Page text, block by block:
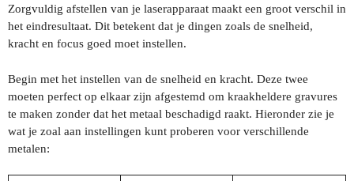
Zorgvuldig afstellen van je laserapparaat maakt een groot verschil in
het eindresultaat. Dit betekent dat je dingen zoals de snelheid,
kracht en focus goed moet instellen.
Begin met het instellen van de snelheid en kracht. Deze twee
moeten perfect op elkaar zijn afgestemd om kraakheldere gravures
te maken zonder dat het metaal beschadigd raakt. Hieronder zie je
wat je zoal aan instellingen kunt proberen voor verschillende
metalen: